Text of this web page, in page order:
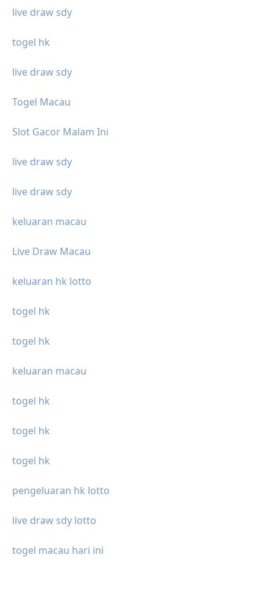
live draw sdy
togel hk
live draw sdy
Togel Macau
Slot Gacor Malam Ini
live draw sdy
live draw sdy
keluaran macau
Live Draw Macau
keluaran hk lotto
togel hk
togel hk
keluaran macau
togel hk
togel hk
togel hk
pengeluaran hk lotto
live draw sdy lotto
togel macau hari ini